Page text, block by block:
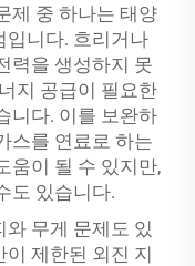
제 중 하나는 태양
입니다. 흐리거나
력을 생성하지 못
지 공급이 필요한
니다. 이를 보완하
스를 연료로 하는
움이 될 수 있지만,
도 있습니다.
무게 문제도 있
제한된 외진 지